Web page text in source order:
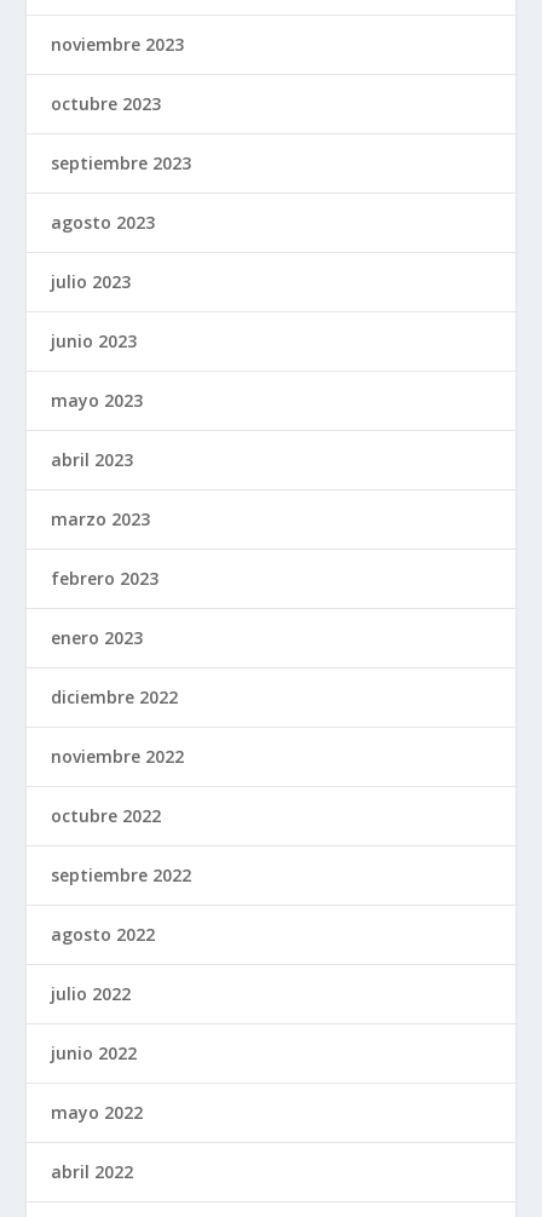
noviembre 2023
octubre 2023
septiembre 2023
agosto 2023
julio 2023
junio 2023
mayo 2023
abril 2023
marzo 2023
febrero 2023
enero 2023
diciembre 2022
noviembre 2022
octubre 2022
septiembre 2022
agosto 2022
julio 2022
junio 2022
mayo 2022
abril 2022